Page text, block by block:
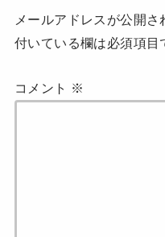
メールアドレスが公開さ
付いている欄は必須項目
コメント ※